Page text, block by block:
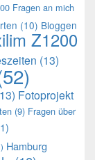
Fragen an mich
(10) Bloggen
Z1200
(13)
Fotoprojekt
(9) Fragen über
Hamburg